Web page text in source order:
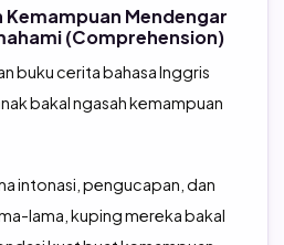
Mendengar
(Comprehension)
buku cerita bahasa Inggris
bakal ngasah kemampuan
intonasi, pengucapan, dan
lama, kuping mereka bakal